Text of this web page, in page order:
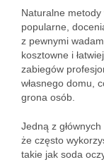
Naturalne
popularne,
z pewnymi
kosztowne i
zabiegów
własnego domu,
grona osób.
Jedną z
że często
takie jak soda